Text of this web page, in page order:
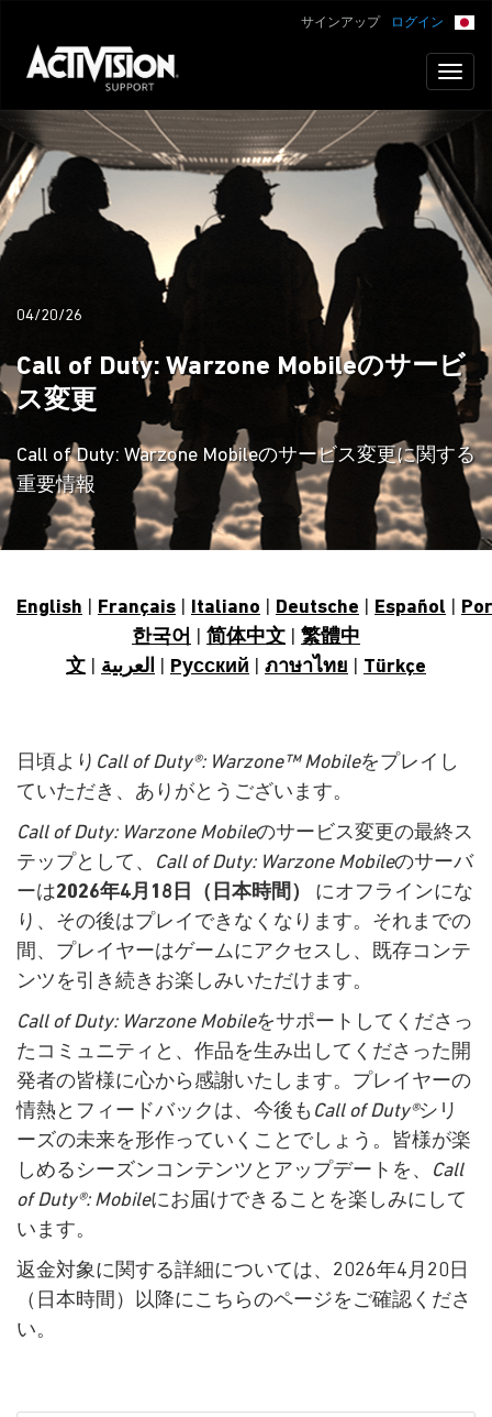
ログイン
サインアップ
04/20/26
Call of Duty: Warzone Mobileのサービ
ス変更
Call of Duty: Warzone Mobileのサービス変更に関する
重要情報
English Français Italiano Deutsche Español
한국어
简体中文
繁體中
文
العربية Pусский ภาษาไทย Türkçe
日頃より Call of Duty®: Warzone™ Mobileをプレイし
ていただき、ありがとうございます。
Call of Duty: Warzone Mobileのサービス変更の最終ス
テップとして、
Call of Duty: Warzone Mobileのサーバ
ーは2026年4月18日（日本時間）
にオフラインにな
り、その後はプレイできなくなります。それまでの
間、プレイヤーはゲームにアクセスし、既存コンテ
ンツを引き続きお楽しみいただけます。
Call of Duty: Warzone Mobileをサポートしてくださっ
たコミュニティと、作品を生み出してくださった開
発者の皆様に心から感謝いたします。プレイヤーの
情熱とフィードバックは、今後も Call of Duty®シリ
ーズの未来を形作っていくことでしょう。皆様が楽
しめるシーズンコンテンツとアップデートを、
Call
of Duty®: Mobileにお届けできることを楽しみにして
います。
返金対象に関する詳細については、2026年4月20日
（日本時間）以降にこちらのページをご確認くださ
い。